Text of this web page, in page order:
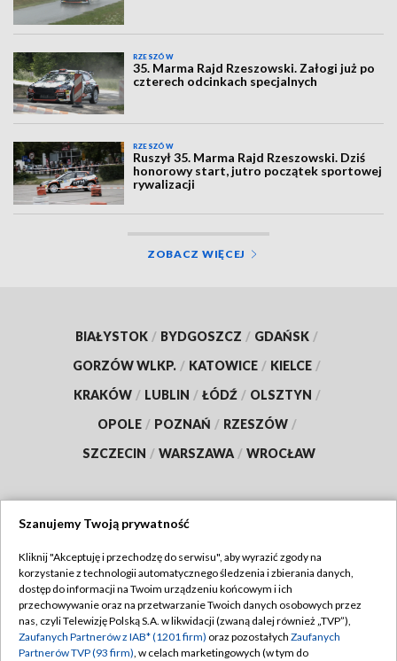
RZESZÓW
35. Marma Rajd Rzeszowski. Załogi już po
czterech odcinkach specjalnych
RZESZÓW
Ruszył 35. Marma Rajd Rzeszowski. Dziś
honorowy start, jutro początek sportowej
rywalizacji
ZOBACZ WIĘCEJ
BIAŁYSTOK / BYDGOSZCZ / GDAŃSK /
GORZÓW WLKP. / KATOWICE / KIELCE /
KRAKÓW / LUBLIN / ŁÓDŹ / OLSZTYN /
OPOLE / POZNAŃ / RZESZÓW /
SZCZECIN / WARSZAWA / WROCŁAW
TVP
Abonament TVP
Emisja w TVP
Regulamin TVP
Polityka prywatności
Szanujemy Twoją prywatność
Kliknij "Akceptuję i przechodzę do serwisu", aby wyrazić zgody na
korzystanie z technologii automatycznego śledzenia i zbierania danych,
dostęp do informacji na Twoim urządzeniu końcowym i ich
przechowywanie oraz na przetwarzanie Twoich danych osobowych przez
nas, czyli Telewizję Polską S.A. w likwidacji (zwaną dalej również „TVP”),
Zaufanych Partnerów z IAB* (1201 firm) oraz pozostałych Zaufanych
Partnerów TVP (93 firm), w celach marketingowych (w tym do